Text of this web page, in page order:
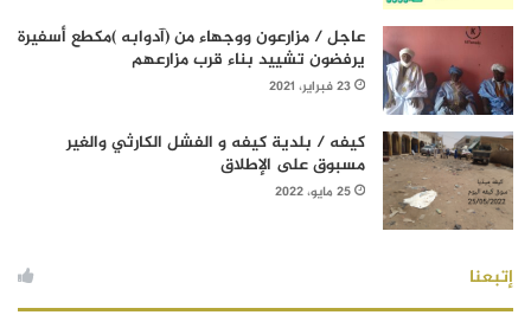
عاجل / مزارعون ووجهاء من (آدوابه )مكطع أسفيرة
يرفضون تشييد بناء قرب مزارعهم
23 فبراير، 2021
كيفه / بلدية كيفه و الفشل الكارثي والغير
مسبوق على الإطلاق
25 مايو، 2022
إتبعنا